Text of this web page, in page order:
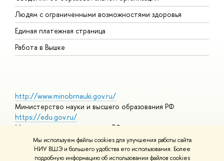
Мы используем файлы cookies для улучшения работы сайта
НИУ ВШЭ и большего удобства его использования. Более
подробную информацию об использовании файлов cookies
Людям с ограниченными возможностями здоровья
Единая платежная страница
Работа в Вышке
http://www.minobrnauki.gov.ru/
Министерство науки и высшего образования РФ
https://edu.gov.ru/
Министерство просвещения РФ
https://elearning.hse.ru/mooc
Массовые открытые онлайн-курсы